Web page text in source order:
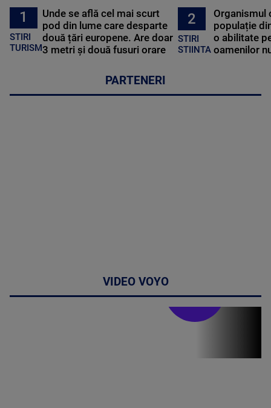
1
STIRI
TURISM
Unde se află cel mai scurt
pod din lume care desparte
două țări europene. Are doar
3 metri și două fusuri orare
2
STIRI
STIINTA
Organismul
populație
o abilitate
oamenilor
PARTENERI
VIDEO VOYO